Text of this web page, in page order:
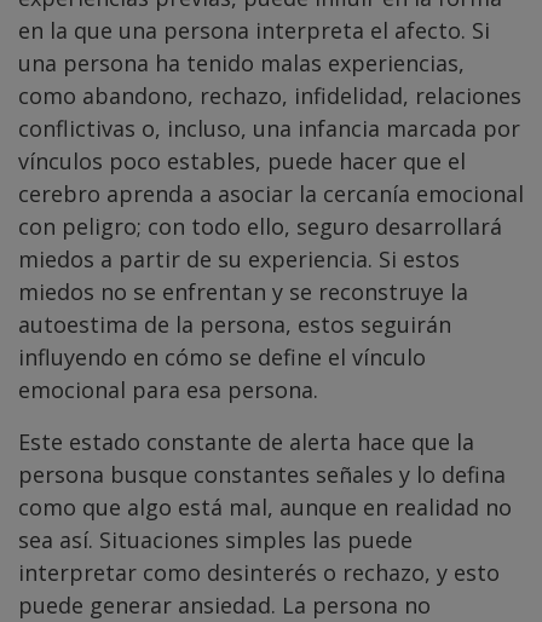
en la que una persona interpreta el afecto. Si
una persona ha tenido malas experiencias,
como abandono, rechazo, infidelidad, relaciones
conflictivas o, incluso, una infancia marcada por
vínculos poco estables, puede hacer que el
cerebro aprenda a asociar la cercanía emocional
con peligro; con todo ello, seguro desarrollará
miedos a partir de su experiencia. Si estos
miedos no se enfrentan y se reconstruye la
autoestima de la persona, estos seguirán
influyendo en cómo se define el vínculo
emocional para esa persona.
Este estado constante de alerta hace que la
persona busque constantes señales y lo defina
como que algo está mal, aunque en realidad no
sea así. Situaciones simples las puede
interpretar como desinterés o rechazo, y esto
puede generar ansiedad. La persona no